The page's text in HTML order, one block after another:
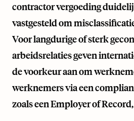
contractor vergoeding
vastgesteld om
Voor langdurige of sterk
arbeidsrelaties geven
de voorkeur aan om
werknemers via een
zoals een Employer of